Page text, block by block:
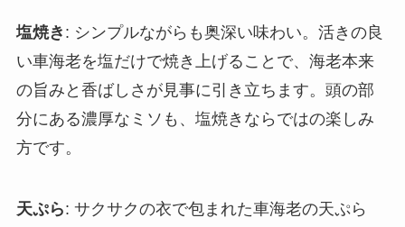
塩焼き : シンプルながらも奥深い味わい。活きの良
い車海老を塩だけで焼き上げることで、海老本来
の旨みと香ばしさが見事に引き立ちます。頭の部
分にある濃厚なミソも、塩焼きならではの楽しみ
方です。
天ぷら: サクサクの衣で包まれた車海老の天ぷら